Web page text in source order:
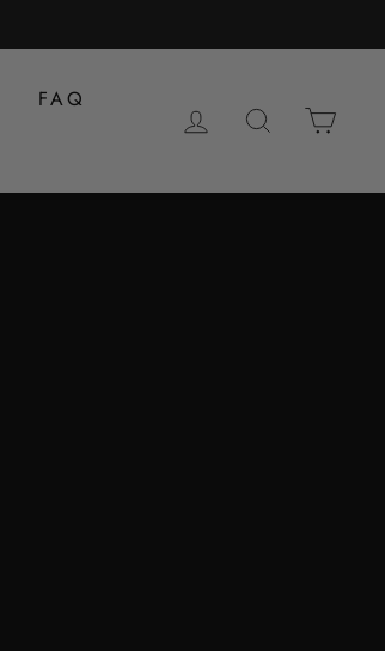
FAQ
EINLOGGEN
SUCHE